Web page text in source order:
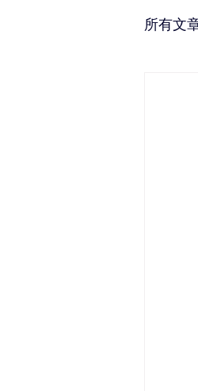
所有文